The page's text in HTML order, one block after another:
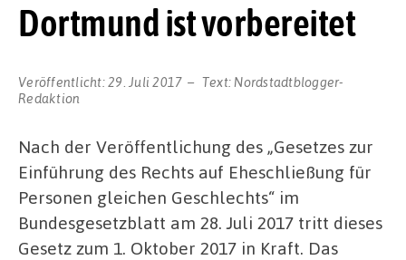
Dortmund ist vorbereitet
Veröffentlicht:29. Juli 2017 Text: Nordstadtblogger-
Redaktion
Nach der Veröffentlichung des „Gesetzes zur
Einführung des Rechts auf Eheschließung für
Personen gleichen Geschlechts“ im
Bundesgesetzblatt am 28. Juli 2017 tritt dieses
Gesetz zum 1. Oktober 2017 in Kraft. Das